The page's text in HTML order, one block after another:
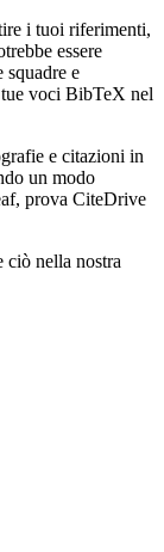
i tuoi riferimenti,
essere
squadre e
voci BibTeX nel
e citazioni in
un modo
prova CiteDrive
ciò nella nostra